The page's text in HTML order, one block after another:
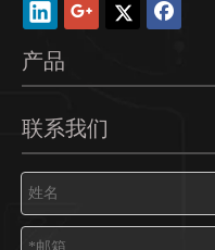
产品
联系我们